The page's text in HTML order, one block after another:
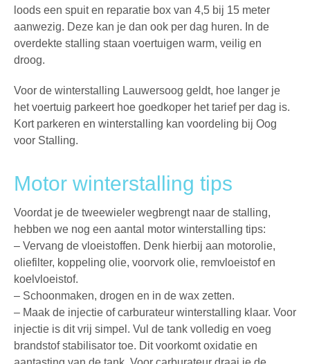
loods een spuit en reparatie box van 4,5 bij 15 meter
aanwezig. Deze kan je dan ook per dag huren. In de
overdekte stalling staan voertuigen warm, veilig en
droog.
Voor de winterstalling Lauwersoog geldt, hoe langer je
het voertuig parkeert hoe goedkoper het tarief per dag is.
Kort parkeren en winterstalling kan voordeling bij Oog
voor Stalling.
Motor winterstalling tips
Voordat je de tweewieler wegbrengt naar de stalling,
hebben we nog een aantal motor winterstalling tips:
– Vervang de vloeistoffen. Denk hierbij aan motorolie,
oliefilter, koppeling olie, voorvork olie, remvloeistof en
koelvloeistof.
– Schoonmaken, drogen en in de wax zetten.
– Maak de injectie of carburateur winterstalling klaar. Voor
injectie is dit vrij simpel. Vul de tank volledig en voeg
brandstof stabilisator toe. Dit voorkomt oxidatie en